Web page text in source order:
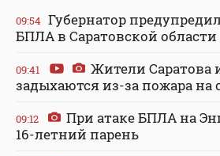
09:54 Губернатор
БПЛА в Саратовской области
09:41
Жители Саратова
задыхаются из-за пожара на
09:12
При атаке БПЛА на
16-летний парень